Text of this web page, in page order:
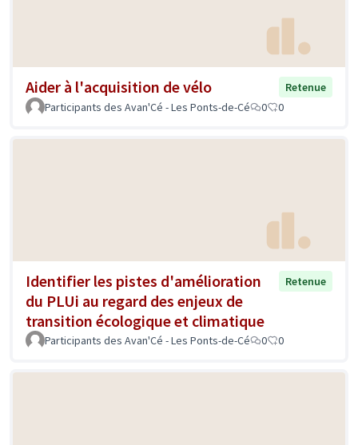
Aider à l'acquisition de vélo
Retenue
Participants des Avan'Cé - Les Ponts-de-Cé
0 0
Identifier les pistes d'amélioration
du PLUi au regard des enjeux de
transition écologique et climatique
Retenue
Participants des Avan'Cé - Les Ponts-de-Cé 0 0